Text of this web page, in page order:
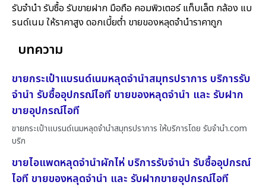
รับจำนำ รับซื้อ รับขายฝาก มือถือ คอมพิวเตอร์ แท็บเล็ต กล้อง แบ
รนด์เนม ให้ราคาสูง ดอกเบี้ยต่ำ ขายของหลุดจำนำราคาถูก
บทความ
ขายกระเป๋าแบรนด์เนมหลุดจำนำสมุทรปราการ บริการรับ
จำนำ รับซื้ออุปกรณ์ไอที ขายของหลุดจำนำ และ รับฝาก
ขายอุปกรณ์ไอที
ขายกระเป๋าแบรนด์เนมหลุดจำนำสมุทรปราการ ให้บริการโดย รับจํานํา.com
บริก
ขายไอแพดหลุดจำนำผักไห่ บริการรับจำนำ รับซื้ออุปกรณ์
ไอที ขายของหลุดจำนำ และ รับฝากขายอุปกรณ์ไอที